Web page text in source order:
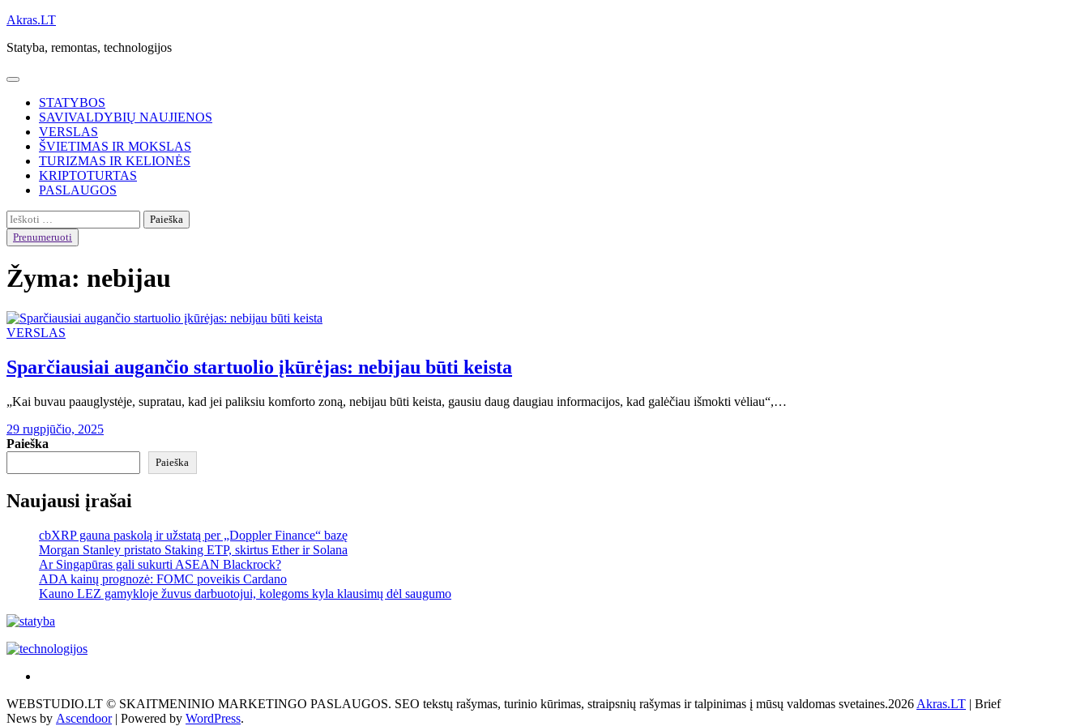
Skip
content
Akras.LT
Statyba, remontas, technologijos
STATYBOS
SAVIVALDYBIŲ NAUJIENOS
VERSLAS
ŠVIETIMAS IR MOKSLAS
TURIZMAS IR KELIONĖS
KRIPTOTURTAS
PASLAUGOS
Ieškoti:
Prenumeruoti
Žyma: nebijau
VERSLAS
Sparčiausiai augančio startuolio įkūrėjas: nebijau būti keista
„Kai buvau paauglystėje, supratau, kad jei paliksiu komforto zoną, nebijau būti keista, gausiu daug daugiau informacijos, kad galėčiau išmokti vėliau“,…
29 rugpjūčio, 2025
Paieška
Paieška
Naujausi įrašai
cbXRP gauna paskolą ir užstatą per „Doppler Finance“ bazę
Morgan Stanley pristato Staking ETP, skirtus Ether ir Solana
Ar Singapūras gali sukurti ASEAN Blackrock?
ADA kainų prognozė: FOMC poveikis Cardano
Kauno LEZ gamykloje žuvus darbuotojui, kolegoms kyla klausimų dėl saugumo
tai
žemės
WEBSTUDIO.LT © SKAITMENINIO MARKETINGO PASLAUGOS. SEO tekstų rašymas, turinio kūrimas, straipsnių rašymas ir talpinimas į mūsų valdomas svetaines.2026 Akras.LT | Brief
News by Ascendoor| Powered by WordPress.